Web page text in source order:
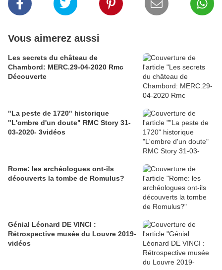
Vous aimerez aussi
Les secrets du château de
Chambord: MERC.29-04-2020 Rmc
Découverte
"La peste de 1720" historique
"L'ombre d'un doute" RMC Story 31-
03-2020- 3vidéos
Rome: les archéologues ont-ils
découverts la tombe de Romulus?
Génial Léonard DE VINCI :
Rétrospective musée du Louvre 2019-
vidéos